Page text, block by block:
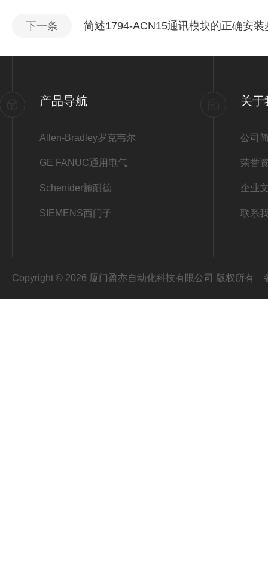
下一条 简述1794-ACN15通讯模块的正确安装
产品导航
Allen-Bradley罗克韦尔
GE FANUC通用电气
Schenider施耐德
SIEMENS西门子
关于
公司
荣誉
企业
联系
Copyright © 2026 厦门盈亦自动化科技有限公司 版权所有